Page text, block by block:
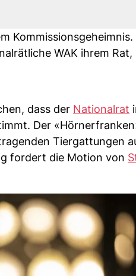
WAK ihrem
dass der Nationalrat
Der
Tiergattungen
fordert die Motion von